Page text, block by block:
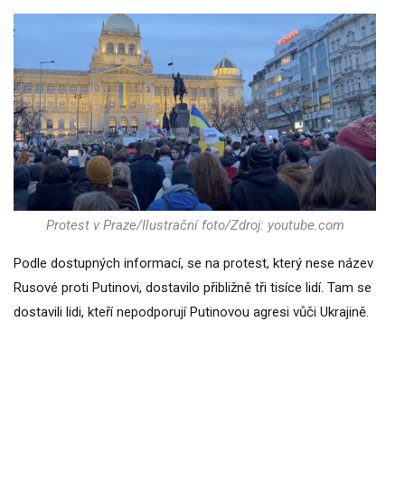
Protest v Praze/Ilustrační foto/Zdroj: youtube.com
Podle dostupných informací, se na protest, který nese název
Rusové proti Putinovi, dostavilo přibližně tři tisíce lidí. Tam se
dostavili lidi, kteří nepodporují Putinovou agresi vůči Ukrajině.